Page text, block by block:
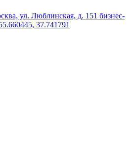
ул. Люблинская, д. 151 бизнес-
37.741791